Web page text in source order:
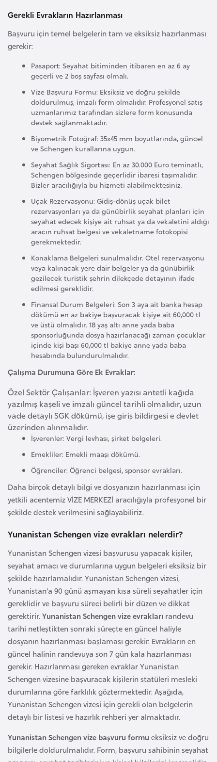
Gerekli Evrakların Hazırlanması
Başvuru için temel belgelerin tam ve eksiksiz hazırlanması
gerekir:
Pasaport: Seyahat bitiminden itibaren en az 6 ay
geçerli ve 2 boş sayfası olmalı.
Vize Başvuru Formu: Eksiksiz ve doğru şekilde
doldurulmuş, imzalı form olmalıdır. Profesyonel satış
uzmanlarımız tarafından sizlere form konusunda
destek sağlanmaktadır.
Biyometrik Fotoğraf: 35x45 mm boyutlarında, güncel
ve Schengen kurallarına uygun.
Seyahat Sağlık Sigortası: En az 30.000 Euro teminatlı,
Schengen bölgesinde geçerlidir ibaresi taşımalıdır.
Bizler aracılığıyla bu hizmeti alabilmektesiniz.
Uçak Rezervasyonu: Gidiş-dönüş uçak bilet
rezervasyonları ya da günübirlik seyahat planları için
seyahat edecek kişiye ait ruhsat ya da vekaletini aldığı
aracın ruhsat belgesi ve vekaletname fotokopisi
gerekmektedir.
Konaklama Belgeleri sunulmalıdır. Otel rezervasyonu
veya kalınacak yere dair belgeler ya da günübirlik
gezilecek turistik şehrin dilekçede detayının ifade
edilmesi gereklidir.
Finansal Durum Belgeleri: Son 3 aya ait banka hesap
dökümü en az bakiye başvuracak kişiye ait 60,000 tl
ve üstü olmalıdır. 18 yaş altı anne yada baba
sponsorluğunda dosya hazırlanacağı zaman çocuklar
içinde kişi başı 60,000 tl bakiye anne yada baba
hesabında bulundurulmalıdır.
Çalışma Durumuna Göre Ek Evraklar:
Özel Sektör Çalışanlar: İşveren yazısı antetli kağıda
yazılmış kaşeli ve imzalı güncel tarihli olmalıdır, uzun
vade detaylı SGK dökümü, işe giriş bildirgesi e devlet
üzerinden alınmalıdır.
İşverenler: Vergi levhası, şirket belgeleri.
Emekliler: Emekli maaşı dökümü.
Öğrenciler: Öğrenci belgesi, sponsor evrakları.
Daha birçok detaylı bilgi ve dosyanızın hazırlanması için
yetkili acentemiz VİZE MERKEZİ aracılığıyla profesyonel bir
şekilde destek verilmesini sağlayabiliriz.
Yunanistan Schengen vize evrakları nelerdir?
Yunanistan Schengen vizesi başvurusu yapacak kişiler,
seyahat amacı ve durumlarına uygun belgeleri eksiksiz bir
şekilde hazırlamalıdır. Yunanistan Schengen vizesi,
Yunanistan’a 90 günü aşmayan kısa süreli seyahatler için
gereklidir ve başvuru süreci belirli bir düzen ve dikkat
gerektirir. Yunanistan Schengen vize evrakları randevu
tarihi netleştikten sonraki süreçte en güncel haliyle
dosyanın hazırlanması başlaması gerekir. Evrakların en
güncel halinin randevuya son 7 gün kala hazırlanması
gerekir. Hazırlanması gereken evraklar Yunanistan
Schengen vizesine başvuracak kişilerin statüleri mesleki
durumlarına göre farklılık göztermektedir. Aşağıda,
Yunanistan Schengen vizesi için gerekli olan belgelerin
detaylı bir listesi ve hazırlık rehberi yer almaktadır.
Yunanistan Schengen vize başvuru formu eksiksiz ve doğru
bilgilerle doldurulmalıdır. Form, başvuru sahibinin seyahat
F
l
d
n
a
G
G
a
i
y
a
G
a
n
a
G
i
n
e
i
s